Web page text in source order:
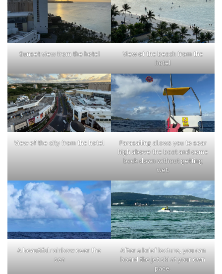
Sunset view from the hotel
View of the beach from the
hotel
View of the city from the hotel
Parasailing allows you to soar
high above the boat and come
back down without getting
wet.
A beautiful rainbow over the
sea
After a brief lecture, you can
board the jet ski at your own
pace.